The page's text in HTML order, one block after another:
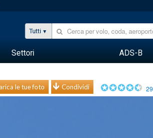
Tutti
Settori ADS-B
le tue foto Condividi 29